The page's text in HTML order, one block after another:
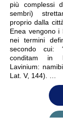
più complessi
sembri)
proprio dalla
Enea vengono i
nei termini
secondo cui:
conditam in
Lavinium:
Lat. V, 144). …